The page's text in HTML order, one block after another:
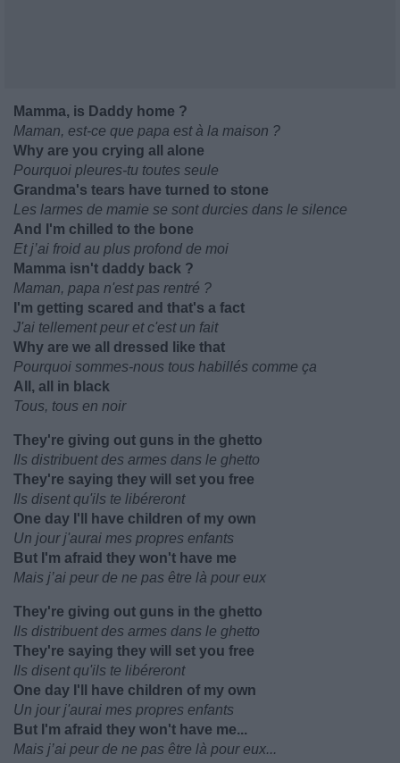
Mamma, is Daddy home ?
Maman, est-ce que papa est à la maison ?
Why are you crying all alone
Pourquoi pleures-tu toutes seule
Grandma's tears have turned to stone
Les larmes de mamie se sont durcies dans le silence
And I'm chilled to the bone
Et j’ai froid au plus profond de moi
Mamma isn't daddy back ?
Maman, papa n'est pas rentré ?
I'm getting scared and that's a fact
J'ai tellement peur et c'est un fait
Why are we all dressed like that
Pourquoi sommes-nous tous habillés comme ça
All, all in black
Tous, tous en noir
They're giving out guns in the ghetto
Ils distribuent des armes dans le ghetto
They're saying they will set you free
Ils disent qu'ils te libéreront
One day I'll have children of my own
Un jour j'aurai mes propres enfants
But I'm afraid they won't have me
Mais j’ai peur de ne pas être là pour eux
They're giving out guns in the ghetto
Ils distribuent des armes dans le ghetto
They're saying they will set you free
Ils disent qu'ils te libéreront
One day I'll have children of my own
Un jour j'aurai mes propres enfants
But I'm afraid they won't have me...
Mais j’ai peur de ne pas être là pour eux...